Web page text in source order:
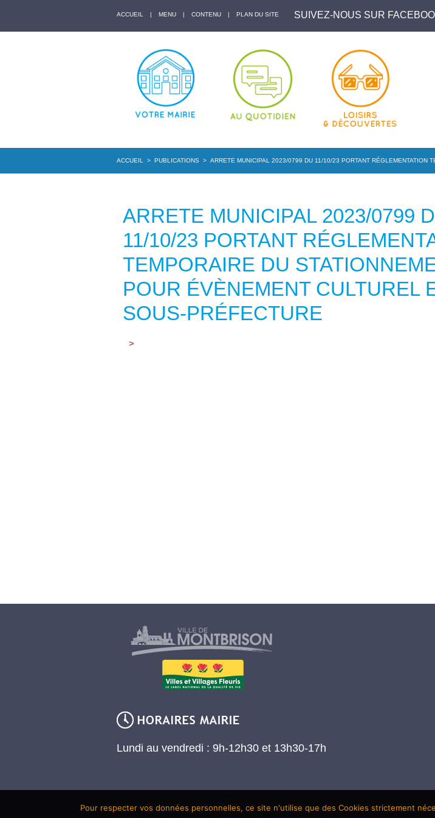
ACCUEIL | MENU | CONTENU | PLAN DU SITE SUIVEZ-NOUS SUR
ACCUEIL > PUBLICATIONS > ARRETE MUNICIPAL 2023/0799 DU 11/10/23 PORTANT RÉGLEMENTATION
ARRETE MUNICIPAL 2023/0799
11/10/23 PORTANT
TEMPORAIRE DU
POUR ÉVÈNEMENT CULTUREL
SOUS-PRÉFECTURE
>
Lundi au vendredi : 9h-12h30 et 13h30-17h
Pour respecter vos données personnelles, ce site n'utilise que des Cookies strictement